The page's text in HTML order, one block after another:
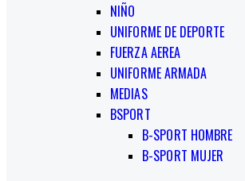
NIÑO
UNIFORME DE DEPORTE
FUERZA AEREA
UNIFORME ARMADA
MEDIAS
BSPORT
B-SPORT HOMBRE
B-SPORT MUJER